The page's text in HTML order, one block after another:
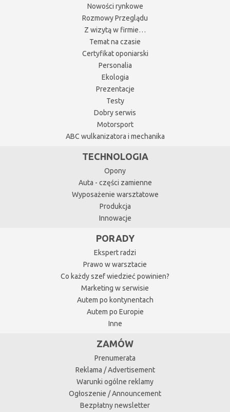
Nowości rynkowe
Rozmowy Przeglądu
Z wizytą w firmie…
Temat na czasie
Certyfikat oponiarski
Personalia
Ekologia
Prezentacje
Testy
Dobry serwis
Motorsport
ABC wulkanizatora i mechanika
TECHNOLOGIA
Opony
Auta - części zamienne
Wyposażenie warsztatowe
Produkcja
Innowacje
PORADY
Ekspert radzi
Prawo w warsztacie
Co każdy szef wiedzieć powinien?
Marketing w serwisie
Autem po kontynentach
Autem po Europie
Inne
ZAMÓW
Prenumerata
Reklama / Advertisement
Warunki ogólne reklamy
Ogłoszenie / Announcement
Bezpłatny newsletter